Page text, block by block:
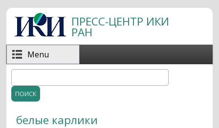
Перейти к основному содержанию
ПРЕСС-ЦЕНТР ИКИ
РАН
Menu
Форма поиска
белые карлики